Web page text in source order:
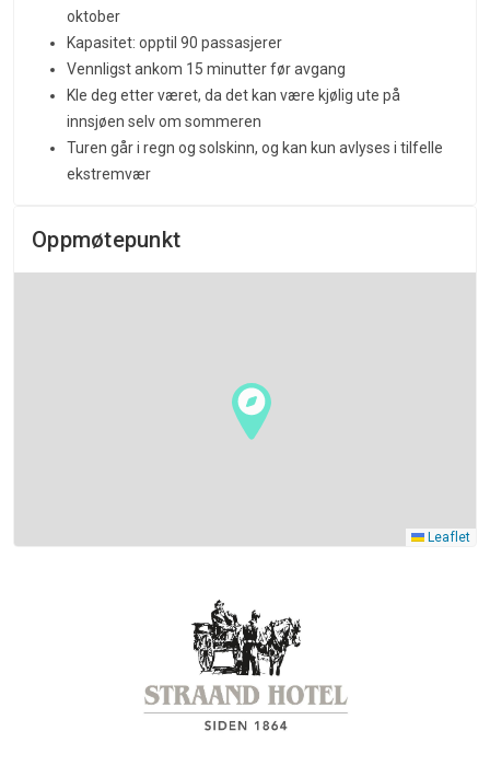
oktober
Kapasitet: opptil 90 passasjerer
Vennligst ankom 15 minutter før avgang
Kle deg etter været, da det kan være kjølig ute på
innsjøen selv om sommeren
Turen går i regn og solskinn, og kan kun avlyses i tilfelle
ekstremvær
Oppmøtepunkt
Leaflet